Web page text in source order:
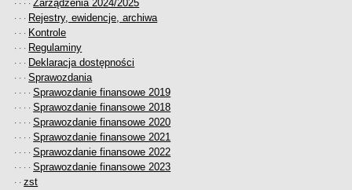
· · · ·Zarządzenia 2024/2025
· · · Rejestry, ewidencje, archiwa
· · · Kontrole
· · · Regulaminy
· · · Deklaracja dostępności
· · ·Sprawozdania
· · · ·Sprawozdanie finansowe 2019
· · · ·Sprawozdanie finansowe 2018
· · · ·Sprawozdanie finansowe 2020
· · · ·Sprawozdanie finansowe 2021
· · · ·Sprawozdanie finansowe 2022
· · · ·Sprawozdanie finansowe 2023
· ·zst